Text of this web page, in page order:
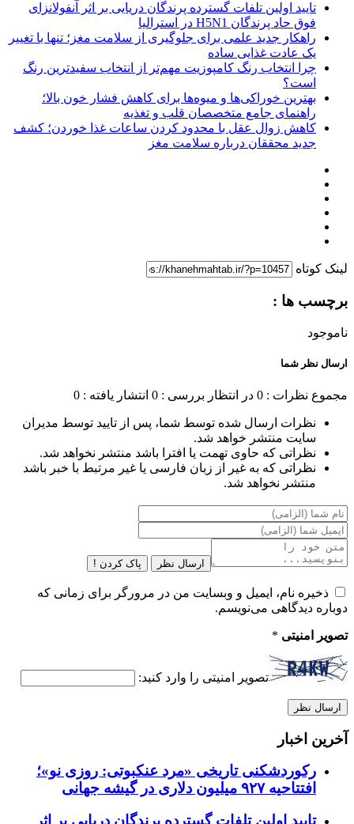
تایید اولین تلفات گسترده پرندگان دریایی بر اثر آنفولانزای
فوق حاد پرندگان H5N1 در استرالیا
راهکار جدید علمی برای جلوگیری از سلامت مغز؛ تنها با تغییر
یک عادت غذایی ساده
چرا انتخاب رنگ کامپوزیت مهم‌تر از انتخاب سفیدترین رنگ
است؟
بهترین خوراکی‌ها و میوه‌ها برای کاهش فشار خون بالا؛
راهنمای جامع متخصصان قلب و تغذیه
کاهش زوال عقل با محدود کردن ساعات غذا خوردن؛ کشف
جدید محققان درباره سلامت مغز
لینک کوتاه
برچسب ها :
ناموجود
ارسال نظر شما
مجموع نظرات : 0 در انتظار بررسی : 0 انتشار یافته : 0
نظرات ارسال شده توسط شما، پس از تایید توسط مدیران
سایت منتشر خواهد شد.
نظراتی که حاوی تهمت یا افترا باشد منتشر نخواهد شد.
نظراتی که به غیر از زبان فارسی یا غیر مرتبط با خبر باشد
منتشر نخواهد شد.
ارسال نظر پاک کردن !
ذخیره نام، ایمیل و وبسایت من در مرورگر برای زمانی که
دوباره دیدگاهی می‌نویسم.
تصویر امنیتی *
تصویر امنیتی را وارد کنید:
آخرین اخبار
رکوردشکنی تاریخی «مرد عنکبوتی: روزی نو»؛
افتتاحیه ۹۲۷ میلیون دلاری در گیشه جهانی
تایید اولین تلفات گسترده پرندگان دریایی بر اثر